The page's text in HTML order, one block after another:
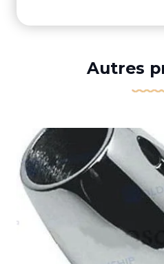
Autres